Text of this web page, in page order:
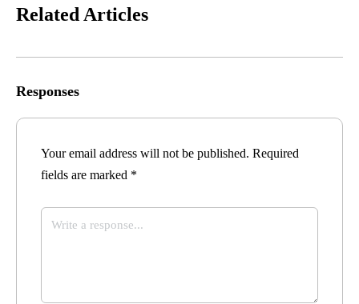
Related Articles
Responses
Your email address will not be published. Required
fields are marked *